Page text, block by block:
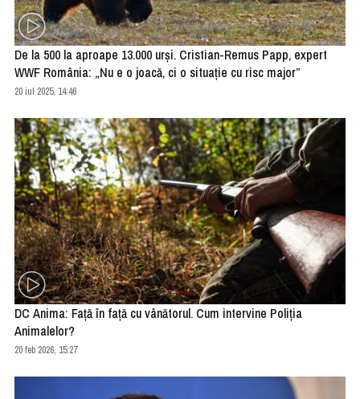
De la 500 la aproape 13.000 urși. Cristian-Remus Papp, expert
WWF România: „Nu e o joacă, ci o situație cu risc major”
20 iul 2025, 14:46
DC Anima: Față în față cu vânătorul. Cum intervine Poliția
Animalelor?
20 feb 2026, 15:27